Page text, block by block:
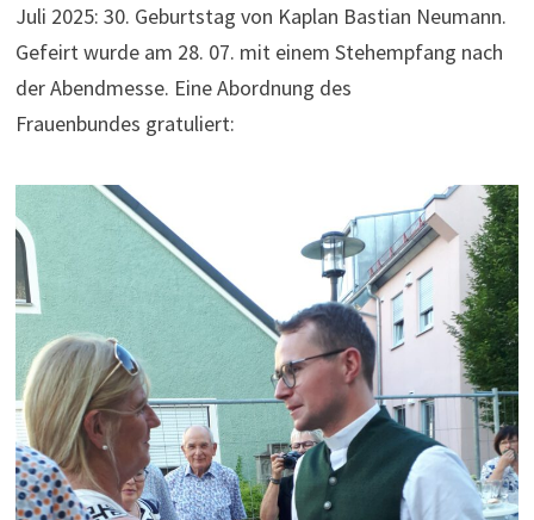
Juli 2025: 30. Geburtstag von Kaplan Bastian Neumann.
Gefeirt wurde am 28. 07. mit einem Stehempfang nach
der Abendmesse. Eine Abordnung des
Frauenbundes gratuliert: